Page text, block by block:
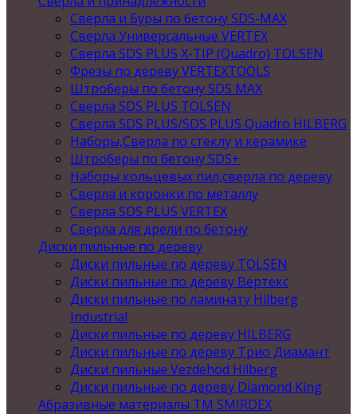
Сверла и Буры по бетону SDS-MAX
Сверла Универсальные VERTEX
Сверла SDS PLUS X-TIP (Quadro) TOLSEN
Фрезы по дереву VERTEXTOOLS
Штроберы по бетону SDS MAX
Сверла SDS PLUS TOLSEN
Сверла SDS PLUS/SDS PLUS Quadro HILBERG
Наборы,Сверла по стеклу и керамике
Штроберы по бетону SDS+
Наборы кольцевых пил,сверла по дереву
Сверла и коронки по металлу
Сверла SDS PLUS VERTEX
Сверла для дрели по бетону
Диски пильные по дереву
Диски пильные по дереву TOLSEN
Диски пильные по дереву Вертекс
Диски пильные по ламинату Hilberg
Industrial
Диски пильные по дереву HILBERG
Диски пильные по дереву Трио Диамант
Диски пильные Vezdehod Hilberg
Диски пильные по дереву Diamond King
Абразивные материалы ТМ SMIRDEX